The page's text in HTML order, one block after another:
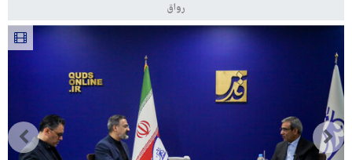
رواق